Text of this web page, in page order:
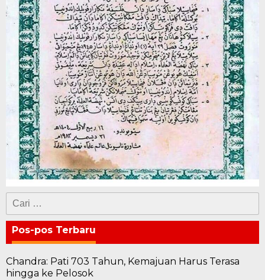
Cari
untuk:
Pos-pos Terbaru
Chandra: Pati 703 Tahun, Kemajuan Harus Terasa
hingga ke Pelosok